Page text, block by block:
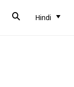
Hindi